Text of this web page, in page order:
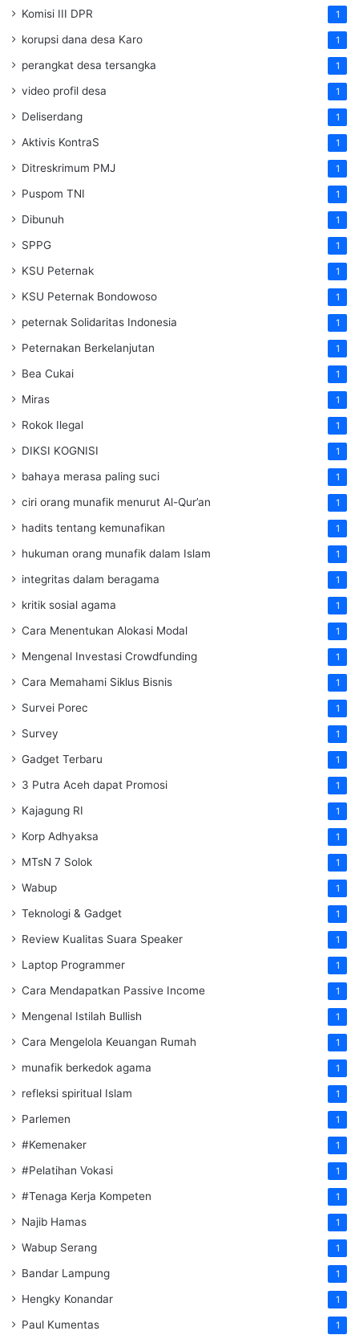
Komisi III DPR 1
korupsi dana desa Karo 1
perangkat desa tersangka 1
video profil desa 1
Deliserdang 1
Aktivis KontraS 1
Ditreskrimum PMJ 1
Puspom TNI 1
Dibunuh 1
SPPG 1
KSU Peternak 1
KSU Peternak Bondowoso 1
peternak Solidaritas Indonesia 1
Peternakan Berkelanjutan 1
Bea Cukai 1
Miras 1
Rokok Ilegal 1
DIKSI KOGNISI 1
bahaya merasa paling suci 1
ciri orang munafik menurut Al-Qur’an 1
hadits tentang kemunafikan 1
hukuman orang munafik dalam Islam 1
integritas dalam beragama 1
kritik sosial agama 1
Cara Menentukan Alokasi Modal 1
Mengenal Investasi Crowdfunding 1
Cara Memahami Siklus Bisnis 1
Survei Porec 1
Survey 1
Gadget Terbaru 1
3 Putra Aceh dapat Promosi 1
Kajagung RI 1
Korp Adhyaksa 1
MTsN 7 Solok 1
Wabup 1
Teknologi & Gadget 1
Review Kualitas Suara Speaker 1
Laptop Programmer 1
Cara Mendapatkan Passive Income 1
Mengenal Istilah Bullish 1
Cara Mengelola Keuangan Rumah 1
munafik berkedok agama 1
refleksi spiritual Islam 1
Parlemen 1
#Kemenaker 1
#Pelatihan Vokasi 1
#Tenaga Kerja Kompeten 1
Najib Hamas 1
Wabup Serang 1
Bandar Lampung 1
Hengky Konandar 1
Paul Kumentas 1